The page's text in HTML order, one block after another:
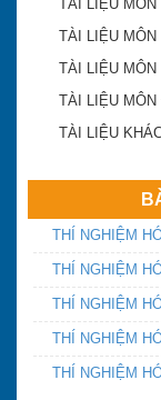
TÀI LIỆU MÔN
TÀI LIỆU MÔN
TÀI LIỆU
TÀI LIỆU
TÀI LIỆU
THÍ NGHIỆM
THÍ NGHIỆM
THÍ NGHIỆM
THÍ NGHIỆM
THÍ NGHIỆM
Yêu